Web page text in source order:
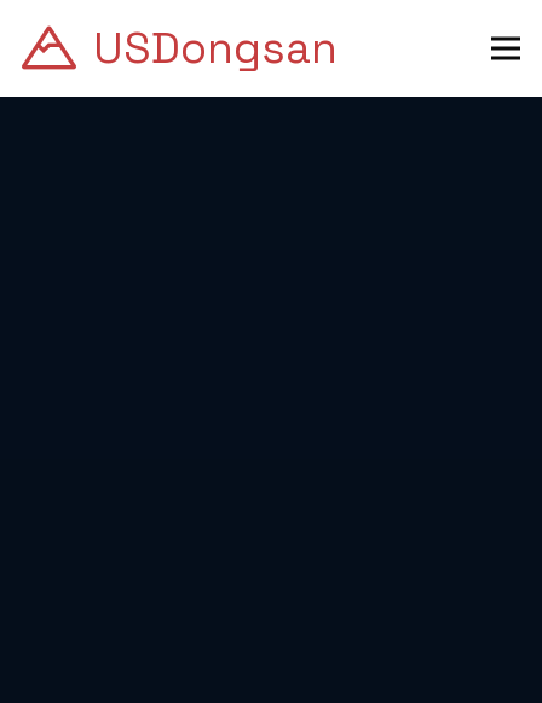
USDongsan